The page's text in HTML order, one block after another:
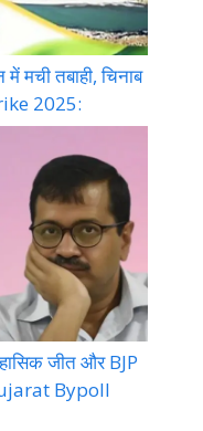
मची तबाही, चिनाब
2025:
जीत और BJP
Bypoll